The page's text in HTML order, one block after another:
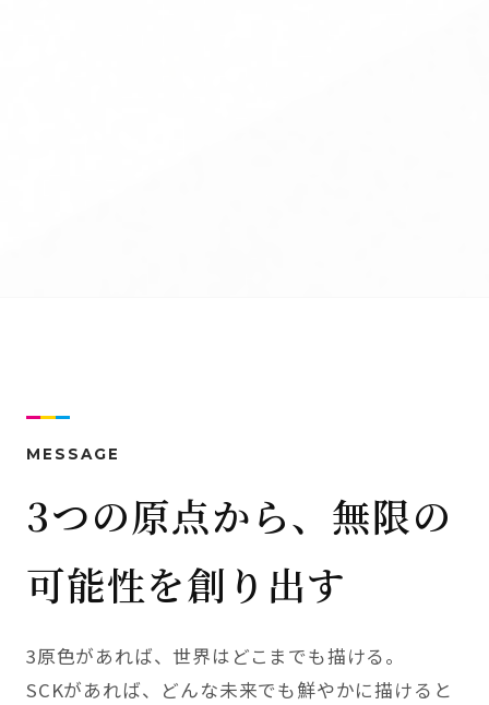
MESSAGE
3つの原点から、無限の
可能性を創り出す
3原色があれば、世界はどこまでも描ける。
SCKがあれば、どんな未来でも鮮やかに描けると